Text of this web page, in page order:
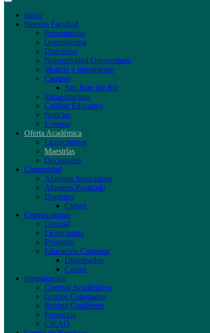
Inicio
Nuestra Facultad
Presentación
Organigrama
Directorio
Normatividad Universitaria
Modelo y lineamiento
Campus
San Juan del Río
Infraestructura
Calidad Educativa
Noticias
Eventos
Oferta Académica
Licenciaturas
Maestrías
Doctorados
Comunidad
Alumnos licenciatura
Alumnos Posgrado
Docentes
Cursos
Convocatorias
General
Licenciatura
Posgrado
Educación Continua
Diplomados
Cursos
Investigación
Cuerpos Académicos
Grupos Colegiados
Revista Conlíderes
Proyectos
CIEAQ